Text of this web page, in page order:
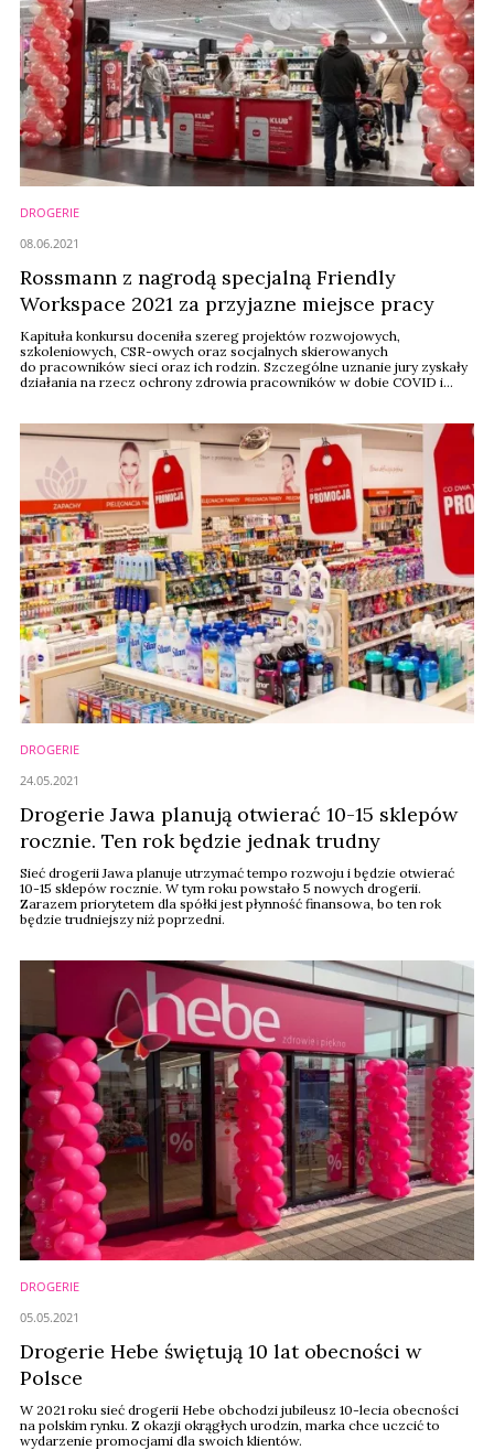
DROGERIE
Rossmann z nagrodą specjalną Friendly
Workspace 2021 za przyjazne miejsce pracy
Kapituła konkursu doceniła szereg projektów rozwojowych,
szkoleniowych, CSR-owych oraz socjalnych skierowanych
do pracowników sieci oraz ich rodzin. Szczególne uznanie jury zyskały
działania na rzecz ochrony zdrowia pracowników w dobie COVID i
08.06.2021
DROGERIE
Drogerie Jawa planują otwierać 10-15 sklepów
rocznie. Ten rok będzie jednak trudny
Sieć drogerii Jawa planuje utrzymać tempo rozwoju i będzie otwierać
10-15 sklepów rocznie. W tym roku powstało 5 nowych drogerii.
Zarazem priorytetem dla spółki jest płynność finansowa, bo ten rok
będzie trudniejszy niż poprzedni.
24.05.2021
DROGERIE
Drogerie Hebe świętują 10 lat obecności w
Polsce
W 2021 roku sieć drogerii Hebe obchodzi jubileusz 10-lecia obecności
na polskim rynku. Z okazji okrągłych urodzin, marka chce uczcić to
wydarzenie promocjami dla swoich klientów.
05.05.2021